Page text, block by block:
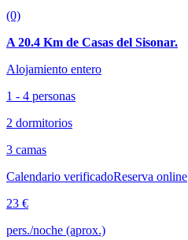
(0)
A 20.4 Km de Casas del Sisonar.
Alojamiento entero
1 - 4 personas
2 dormitorios
3 camas
Calendario verificadoReserva online
23 €
pers./noche (aprox.)